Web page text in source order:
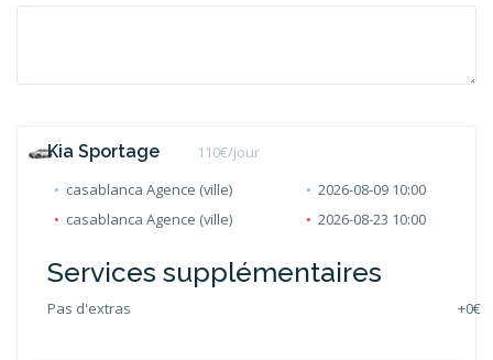
Kia Sportage 110€/jour
casablanca Agence (ville)
2026-08-09 10:00
casablanca Agence (ville)
2026-08-23 10:00
Services supplémentaires
Pas d'extras +0€